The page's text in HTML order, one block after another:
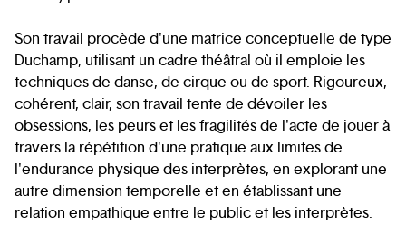
Son travail procède d'une matrice conceptuelle de type
Duchamp, utilisant un cadre théâtral où il emploie les
techniques de danse, de cirque ou de sport. Rigoureux,
cohérent, clair, son travail tente de dévoiler les
obsessions, les peurs et les fragilités de l'acte de jouer à
travers la répétition d'une pratique aux limites de
l'endurance physique des interprètes, en explorant une
autre dimension temporelle et en établissant une
relation empathique entre le public et les interprètes.